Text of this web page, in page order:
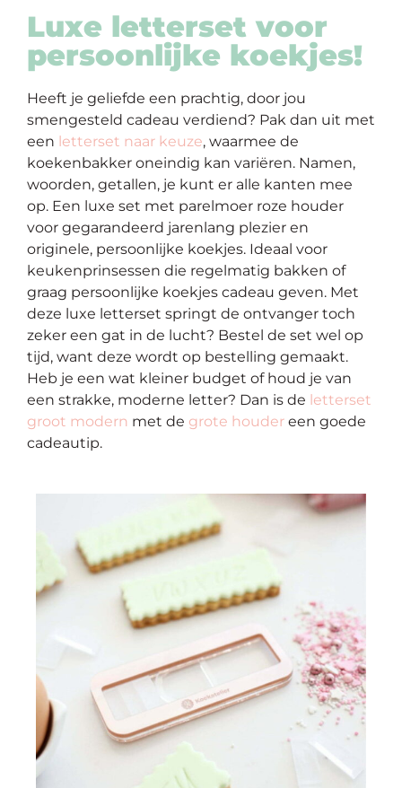
Luxe letterset voor
persoonlijke koekjes!
Heeft je geliefde een prachtig, door jou
smengesteld cadeau verdiend? Pak dan uit met
een letterset naar keuze, waarmee de
koekenbakker oneindig kan variëren. Namen,
woorden, getallen, je kunt er alle kanten mee
op. Een luxe set met parelmoer roze houder
voor gegarandeerd jarenlang plezier en
originele, persoonlijke koekjes. Ideaal voor
keukenprinsessen die regelmatig bakken of
graag persoonlijke koekjes cadeau geven. Met
deze luxe letterset springt de ontvanger toch
zeker een gat in de lucht? Bestel de set wel op
tijd, want deze wordt op bestelling gemaakt.
Heb je een wat kleiner budget of houd je van
een strakke, moderne letter? Dan is de letterset
groot modern met de grote houder een goede
cadeautip.